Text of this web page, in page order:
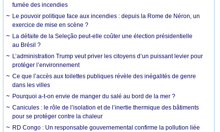
fumée des incendies
Le pouvoir politique face aux incendies : depuis la Rome de Néron, un
exercice de mise en scène ?
La défaite de la Seleção peut-elle coûter une élection présidentielle
au Brésil ?
L’administration Trump veut priver les citoyens d’un puissant levier pour
protéger l’environnement
Ce que l’accès aux toilettes publiques révèle des inégalités de genre
dans les villes
Pourquoi a-t-on envie de manger du salé au bord de la mer ?
Canicules : le rôle de l’isolation et de l’inertie thermique des bâtiments
pour se protéger contre la chaleur
RD Congo : Un responsable gouvernemental confirme la pollution liée